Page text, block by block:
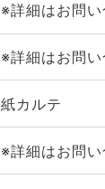
※詳細はお問
※詳細はお問
紙カルテ
※詳細はお問